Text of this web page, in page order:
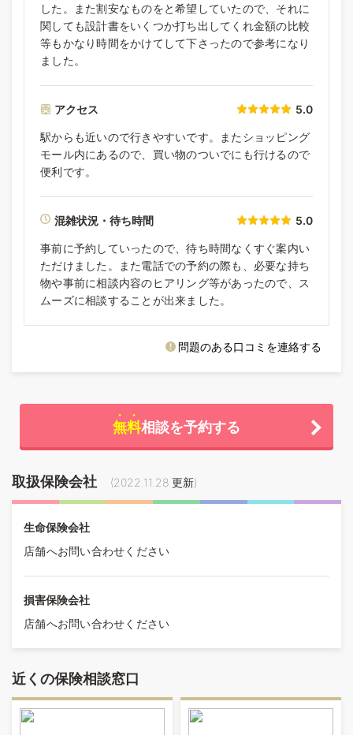
した。また割安なものをと希望していたので、それに
関しても設計書をいくつか打ち出してくれ金額の比較
等もかなり時間をかけてして下さったので参考になり
ました。
アクセス 5.0
駅からも近いので行きやすいです。またショッピング
モール内にあるので、買い物のついでにも行けるので
便利です。
混雑状況・待ち時間 5.0
事前に予約していったので、待ち時間なくすぐ案内い
ただけました。また電話での予約の際も、必要な持ち
物や事前に相談内容のヒアリング等があったので、ス
ムーズに相談することが出来ました。
問題のある口コミを連絡する
無料相談を予約する
取扱保険会社 (2022.11.28 更新)
生命保険会社
店舗へお問い合わせください
損害保険会社
店舗へお問い合わせください
近くの保険相談窓口